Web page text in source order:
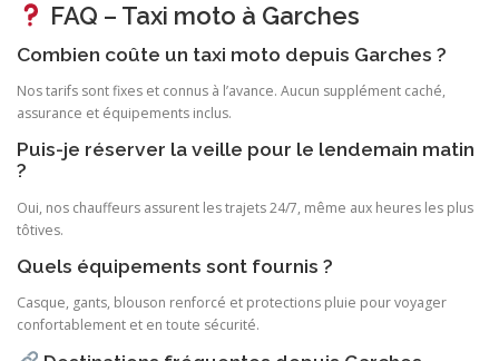
FAQ – Taxi moto à Garches
Combien coûte un taxi moto depuis Garches ?
Nos tarifs sont fixes et connus à l’avance. Aucun supplément caché,
assurance et équipements inclus.
Puis-je réserver la veille pour le lendemain matin
?
Oui, nos chauffeurs assurent les trajets 24/7, même aux heures les plus
tôtives.
Quels équipements sont fournis ?
Casque, gants, blouson renforcé et protections pluie pour voyager
confortablement et en toute sécurité.